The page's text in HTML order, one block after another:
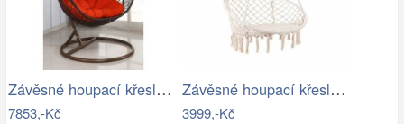
Závěsné houpací křeslo - AX
7853,-Kč
Závěsné houpací křeslo ve stylu hipís -…
3999,-Kč